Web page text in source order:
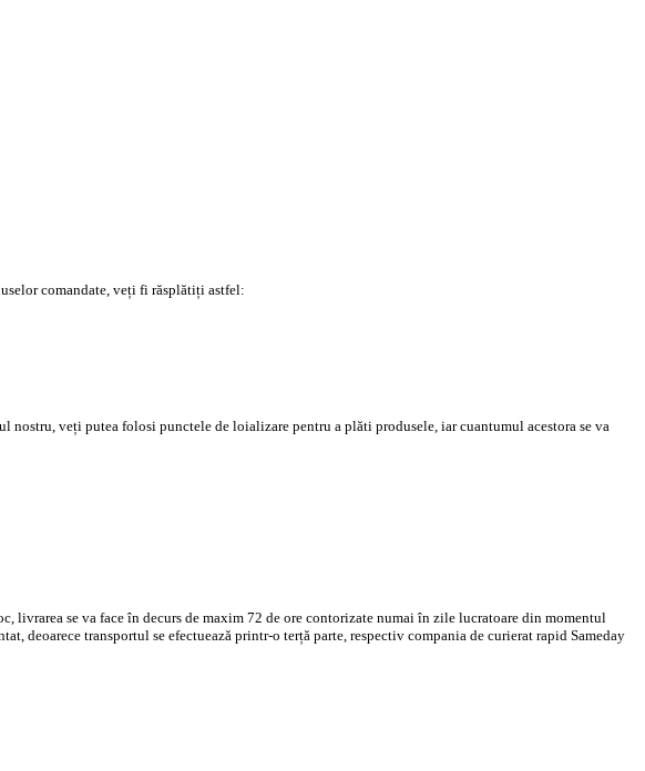
comandate, veți fi răsplătiți astfel:
nostru, veți putea folosi punctele de loializare pentru a plăti produsele, iar cuantumul acestora se va
se va face în decurs de maxim 72 de ore contorizate numai în zile lucratoare din momentul
deoarece transportul se efectuează printr-o terță parte, respectiv compania de curierat rapid Sameday